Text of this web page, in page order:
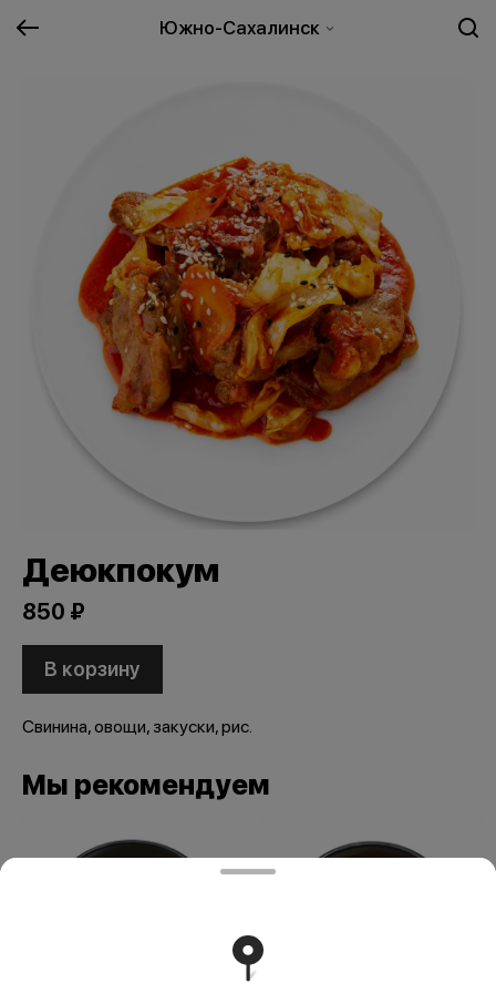
Южно-Сахалинск
Деюкпокум
850 ₽
В корзину
Свинина, овощи, закуски, рис.
Мы рекомендуем